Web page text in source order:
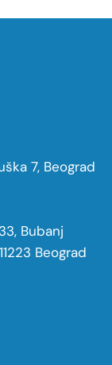
7, Beograd
Bubanj
Beograd